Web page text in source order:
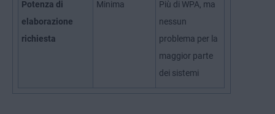
Potenza di
elaborazione
richiesta
Minima
Più di WPA, ma
nessun
problema per la
maggior parte
dei sistemi